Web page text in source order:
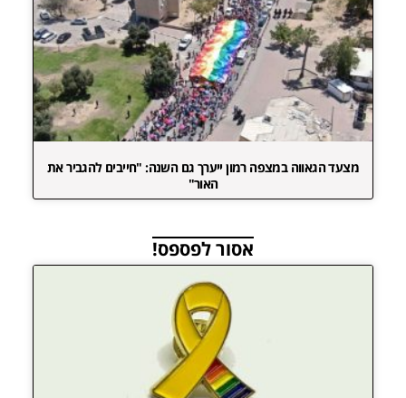
מצעד הגאווה במצפה רמון ייערך גם השנה: "חייבים להגביר את
האור"
אסור לפספס!